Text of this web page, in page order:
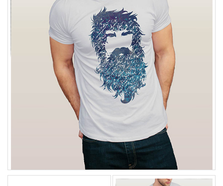
پیگیری سفارشات
دسته بندی محصولات
خیابان هنر/بازار دستآفریده ها
حمایت از تولیدکنندگان
ورود به پنل تامین کنندگان
ورود به پنل همکاران فروش
سوالات متداول